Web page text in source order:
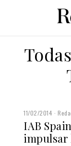
11/02/2014
IAB
impulsar